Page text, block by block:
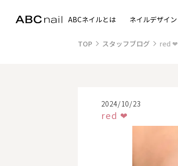
ABCネイルとは ネイルデザイン
TOP スタッフブログ red ❤
2024/10/23
red ❤